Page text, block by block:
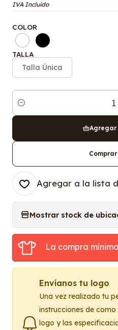
COLOR
TALLA
Talla Única
Cantidad
Agregar
Agregar a la lista
Mostrar stock de
La compra
Envíanos tu logo
Una vez realizado tu
instrucciones de
logo y las